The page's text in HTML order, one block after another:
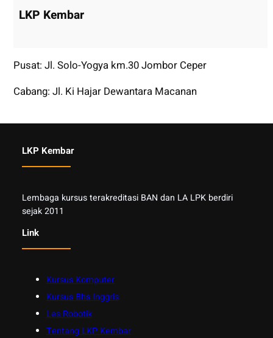
LKP Kembar
Pusat: Jl. Solo-Yogya km.30 Jombor Ceper
Cabang: Jl. Ki Hajar Dewantara Macanan
LKP Kembar
Lembaga kursus terakreditasi BAN dan LA LPK berdiri
sejak 2011
Link
Kursus Komputer
Kursus Bhs Inggris
Les Robotik
Tentang LKP Kembar